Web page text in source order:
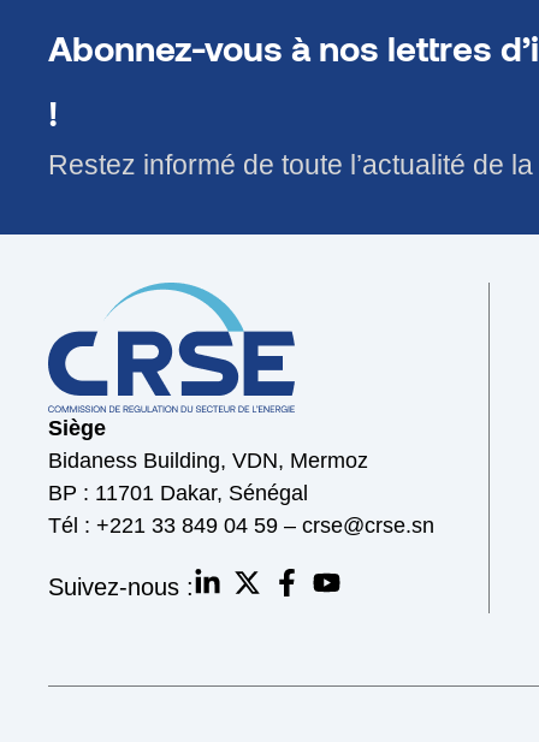
LA
04
Abonnez-vous à nos lettres
!
Restez informé de toute l’actualité de
Siège
Bidaness Building, VDN, Mermoz
BP : 11701 Dakar, Sénégal
Tél : +221 33 849 04 59 – crse@crse.sn
Suivez-nous :